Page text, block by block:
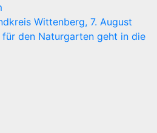
Wittenberg, 7. August
den Naturgarten geht in die